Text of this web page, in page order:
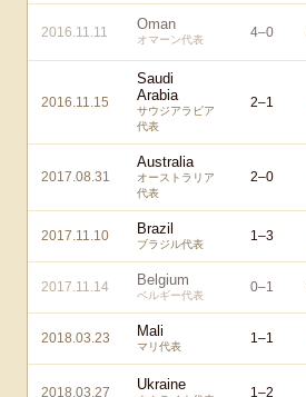
2016.11.11 Oman
オマーン代表 4–0
2016.11.15
Saudi
Arabia
サウジアラビア
代表
2–1
2017.08.31
Australia
オーストラリア
代表
2–0
2017.11.10 Brazil
ブラジル代表
1–3
2017.11.14 Belgium
ベルギー代表
0–1
2018.03.23 Mali
マリ代表
1–1
2018.03.27 Ukraine 1–2